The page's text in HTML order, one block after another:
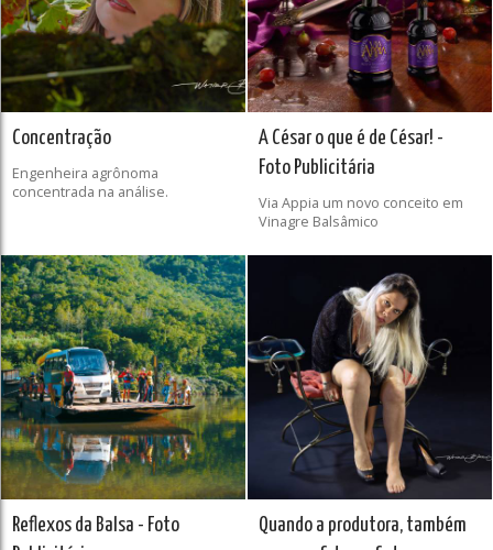
Concentração
Engenheira agrônoma
concentrada na análise.
A César o que é de César! -
Foto Publicitária
Via Appia um novo conceito em
Vinagre Balsâmico
Reflexos da Balsa - Foto
Quando a produtora, também